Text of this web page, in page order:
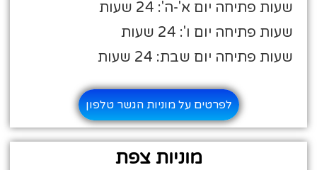
שעות פתיחה יום א'-ה': 24 שעות
שעות פתיחה יום ו': 24 שעות
שעות פתיחה יום שבת: 24 שעות
לפרטים על מוניות הגשר טלפון
מוניות צפת